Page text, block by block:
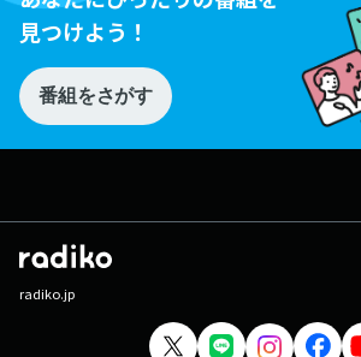
見つけよう！
番組をさがす
radiko.jp